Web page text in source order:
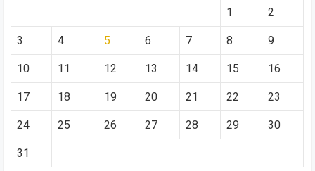
1 2
3 4 5 6 7 8 9
10 11 12 13 14 15 16
17 18 19 20 21 22 23
24 25 26 27 28 29 30
31